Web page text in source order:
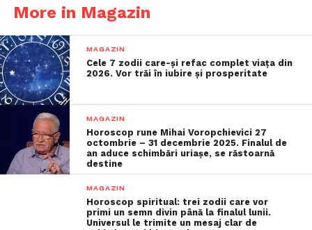
More in Magazin
MAGAZIN
Cele 7 zodii care-și refac complet viața din
2026. Vor trăi în iubire și prosperitate
MAGAZIN
Horoscop rune Mihai Voropchievici 27
octombrie – 31 decembrie 2025. Finalul de
an aduce schimbări uriașe, se răstoarnă
destine
MAGAZIN
Horoscop spiritual: trei zodii care vor
primi un semn divin până la finalul lunii.
Universul le trimite un mesaj clar de